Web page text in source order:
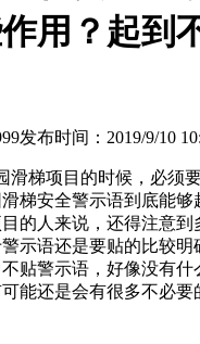
用？起到
发布时间：2019/9/10
梯项目的时候，必须
梯安全警示语到底能
的人来说，还得注意
示语还是要贴的比较明
贴警示语，好像没有什
能还是会有很多不必要